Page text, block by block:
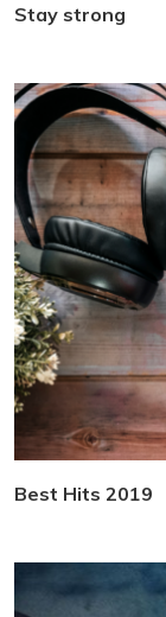
Stay strong
Best Hits 2019